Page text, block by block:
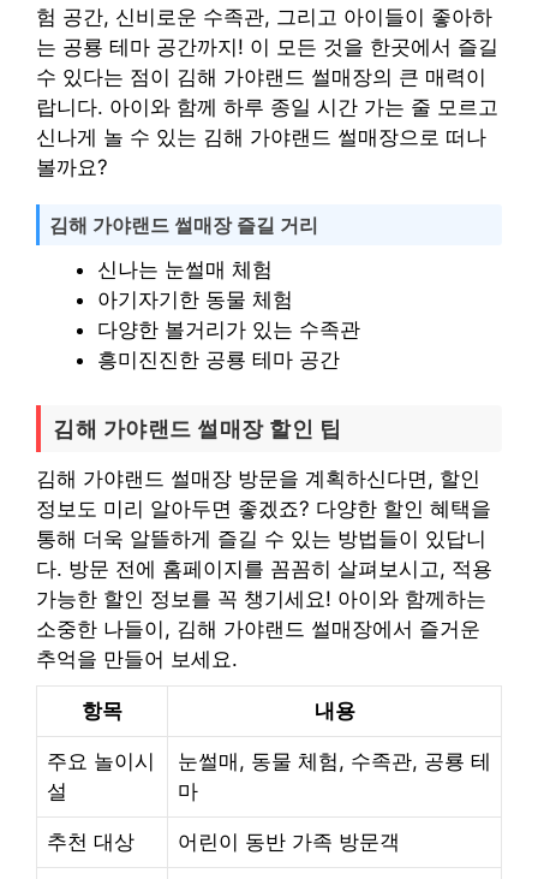
험 공간, 신비로운 수족관, 그리고 아이들이 좋아하
는 공룡 테마 공간까지! 이 모든 것을 한곳에서 즐길
수 있다는 점이 김해 가야랜드 썰매장의 큰 매력이
랍니다. 아이와 함께 하루 종일 시간 가는 줄 모르고
신나게 놀 수 있는 김해 가야랜드 썰매장으로 떠나
볼까요?
김해 가야랜드 썰매장 즐길 거리
신나는 눈썰매 체험
아기자기한 동물 체험
다양한 볼거리가 있는 수족관
흥미진진한 공룡 테마 공간
김해 가야랜드 썰매장 할인 팁
김해 가야랜드 썰매장 방문을 계획하신다면, 할인
정보도 미리 알아두면 좋겠죠? 다양한 할인 혜택을
통해 더욱 알뜰하게 즐길 수 있는 방법들이 있답니
다. 방문 전에 홈페이지를 꼼꼼히 살펴보시고, 적용
가능한 할인 정보를 꼭 챙기세요! 아이와 함께하는
소중한 나들이, 김해 가야랜드 썰매장에서 즐거운
추억을 만들어 보세요.
항목 내용
주요 놀이시
설
눈썰매, 동물 체험, 수족관, 공룡 테
마
추천 대상 어린이 동반 가족 방문객